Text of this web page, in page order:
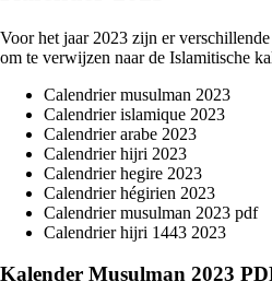
Voor het jaar 2023 zijn er
om te verwijzen naar de Islamitische
Calendrier musulman 2023
Calendrier islamique 2023
Calendrier arabe 2023
Calendrier hijri 2023
Calendrier hegire 2023
Calendrier hégirien 2023
Calendrier musulman 2023 pdf
Calendrier hijri 1443 2023
Kalender Musulman 2023